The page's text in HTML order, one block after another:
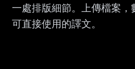
一處排版細節。上傳檔案，
可直接使用的譯文。